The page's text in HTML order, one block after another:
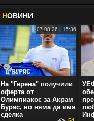
НОВИНИ
0
07.08.26 | 15:36
На "Герена" получили
оферта от
Олимпиакос за Акрам
Бурас, но няма да има
сделка